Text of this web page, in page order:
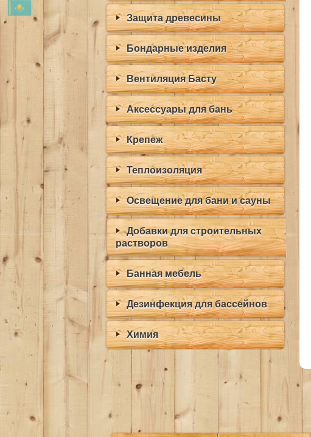
Защита древесины
Бондарные изделия
Вентиляция Басту
Аксессуары для бань
Крепеж
Теплоизоляция
Освещение для бани и сауны
Добавки для строительных
растворов
Банная мебель
Дезинфекция для бассейнов
Химия